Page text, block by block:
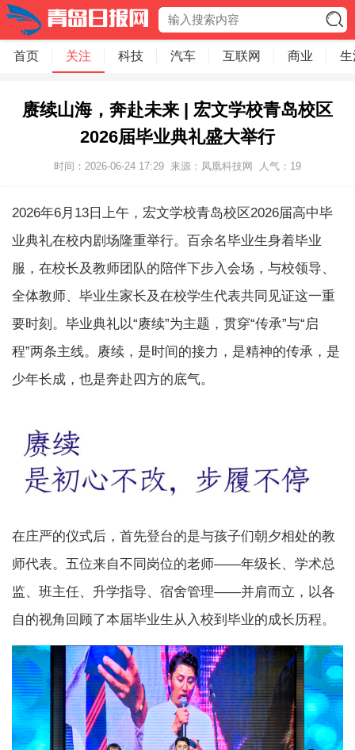
首页 关注 科技 汽车 互联网 商业 生
赓续山海，奔赴未来 | 宏文学校青岛校区
2026届毕业典礼盛大举行
时间：2026-06-24 17:29 来源：凤凰科技网 人气： 19
2026年6月13日上午，宏文学校青岛校区2026届高中毕
业典礼在校内剧场隆重举行。百余名毕业生身着毕业
服，在校长及教师团队的陪伴下步入会场，与校领导、
全体教师、毕业生家长及在校学生代表共同见证这一重
要时刻。毕业典礼以“赓续”为主题，贯穿“传承”与“启
程”两条主线。赓续，是时间的接力，是精神的传承，是
少年长成，也是奔赴四方的底气。
在庄严的仪式后，首先登台的是与孩子们朝夕相处的教
师代表。五位来自不同岗位的老师——年级长、学术总
监、班主任、升学指导、宿舍管理——并肩而立，以各
自的视角回顾了本届毕业生从入校到毕业的成长历程。